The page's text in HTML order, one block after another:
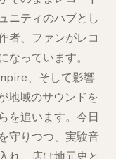
ニティのハブとし
者、ファンがレコ
なっています。
、そして影響
地域のサウンドを
を追います。今日
守りつつ、実験音
れ、店は地元史と